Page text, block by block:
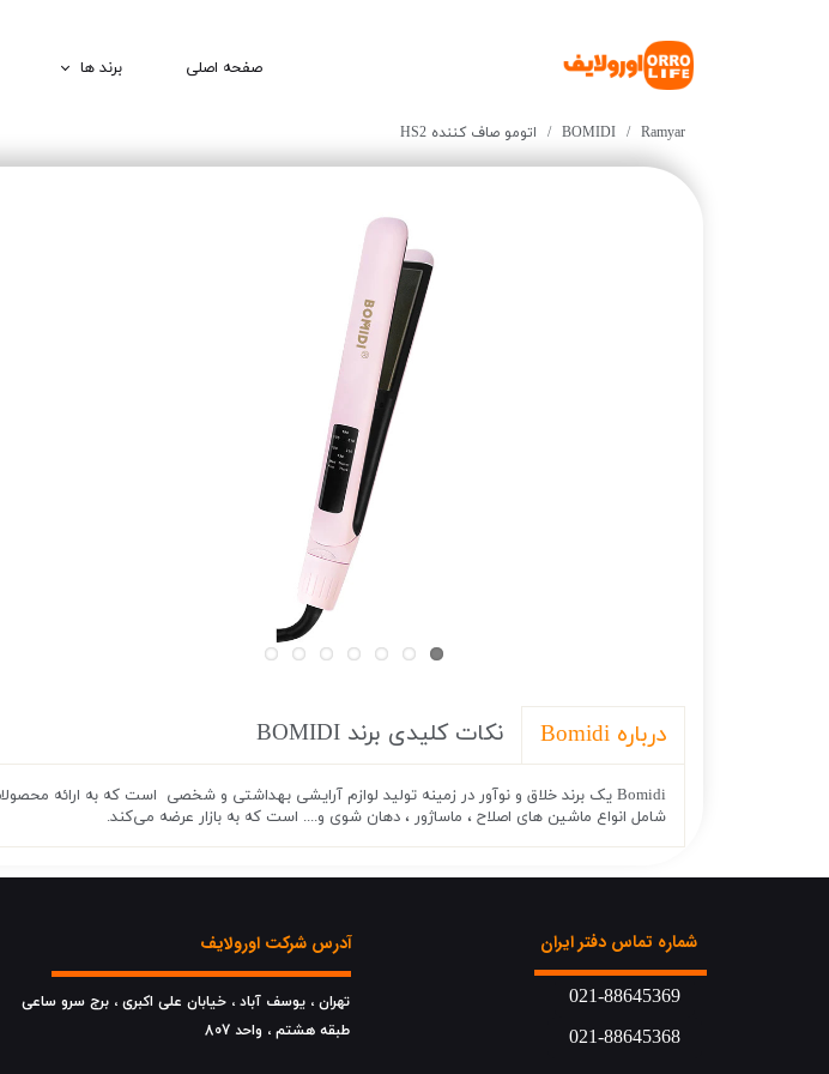
صفحه اصلی برند ها
QCY | کیو سی وای
Ramyar
BOMIDI اتومو صاف کننده HS2
درباره Bomidi نکات کلیدی برند BOMIDI
شامل انواع ماشین های اصلاح ، ماساژور ، دهان شوی و.... است که به بازار عرضه می‌کند.
آدرس شرکت اورولایف
تهران ، یوسف آباد ، خیابان علی اکبری ، برج سرو ساعی
​​​​​​​طبقه هشتم ، واحد 807
شماره تماس دفتر ایران
021-88645369
021-88645368